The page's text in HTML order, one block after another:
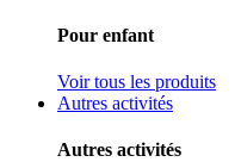
Pour enfant
Voir tous les produits
Autres activités
Autres activités